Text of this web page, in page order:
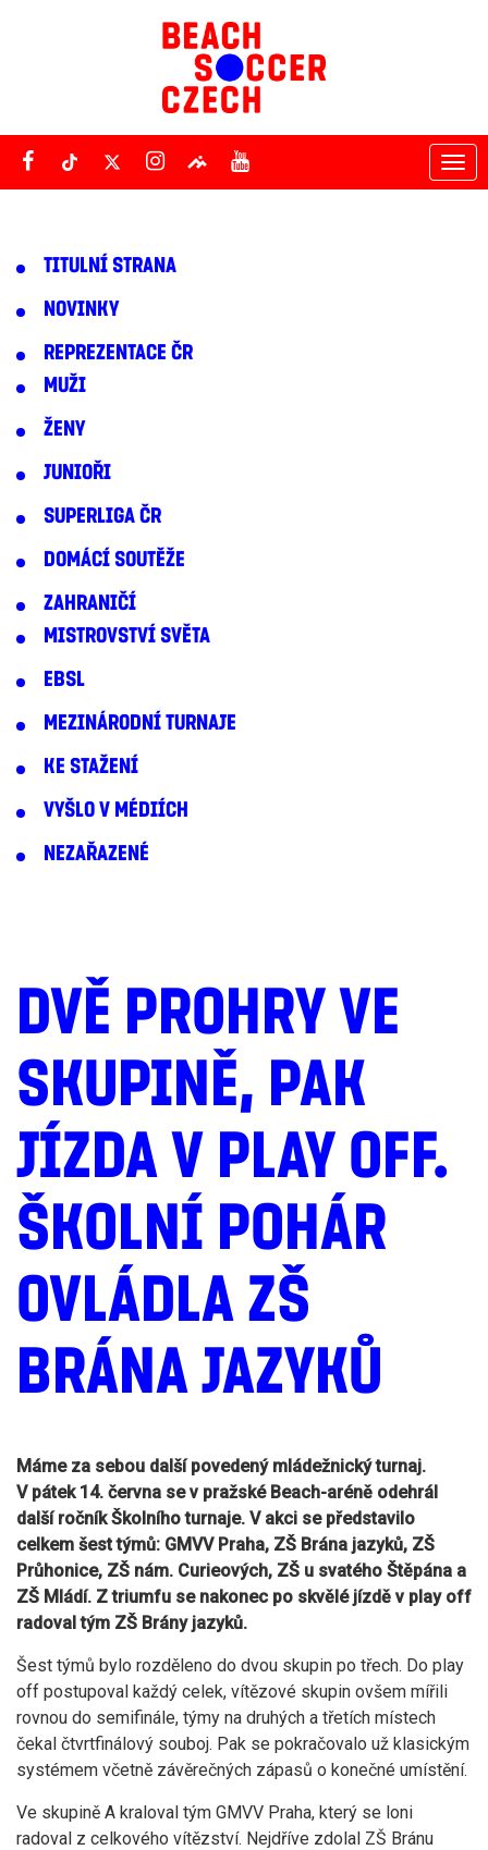
TITULNÍ STRANA
NOVINKY
REPREZENTACE ČR
MUŽI
ŽENY
JUNIOŘI
SUPERLIGA ČR
DOMÁCÍ SOUTĚŽE
ZAHRANIČÍ
MISTROVSTVÍ SVĚTA
EBSL
MEZINÁRODNÍ TURNAJE
KE STAŽENÍ
VYŠLO V MÉDIÍCH
NEZAŘAZENÉ
DVĚ PROHRY VE
SKUPINĚ, PAK
JÍZDA V PLAY OFF.
ŠKOLNÍ POHÁR
OVLÁDLA ZŠ
BRÁNA JAZYKŮ
Máme za sebou další povedený mládežnický turnaj.
V pátek 14. června se v pražské Beach-aréně odehrál
další ročník Školního turnaje. V akci se představilo
celkem šest týmů: GMVV Praha, ZŠ Brána jazyků, ZŠ
Průhonice, ZŠ nám. Curieových, ZŠ u svatého Štěpána a
ZŠ Mládí. Z triumfu se nakonec po skvělé jízdě v play off
radoval tým ZŠ Brány jazyků.
Šest týmů bylo rozděleno do dvou skupin po třech. Do play
off postupoval každý celek, vítězové skupin ovšem mířili
rovnou do semifinále, týmy na druhých a třetích místech
čekal čtvrtfinálový souboj. Pak se pokračovalo už klasickým
systémem včetně závěrečných zápasů o konečné umístění.
Ve skupině A kraloval tým GMVV Praha, který se loni
radoval z celkového vítězství. Nejdříve zdolal ZŠ Bránu